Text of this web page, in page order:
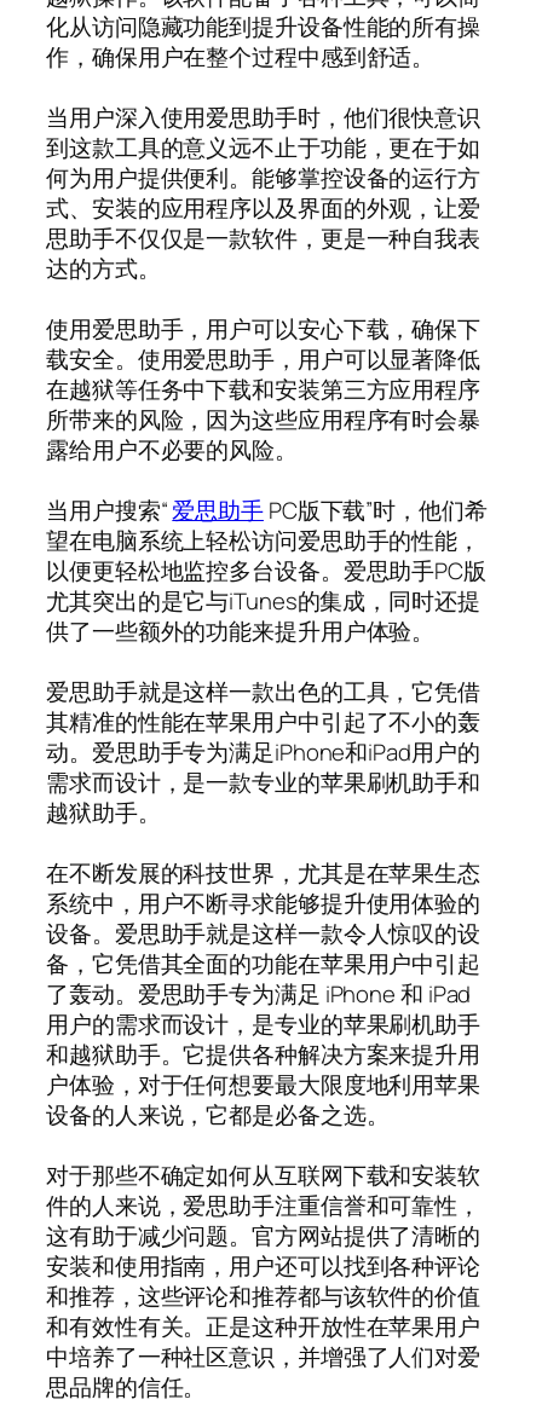
化从访问隐藏功能到提升设备性能的所有操
作，确保用户在整个过程中感到舒适。
当用户深入使用爱思助手时，他们很快意识
到这款工具的意义远不止于功能，更在于如
何为用户提供便利。能够掌控设备的运行方
式、安装的应用程序以及界面的外观，让爱
思助手不仅仅是一款软件，更是一种自我表
达的方式。
使用爱思助手，用户可以安心下载，确保下
载安全。使用爱思助手，用户可以显著降低
在越狱等任务中下载和安装第三方应用程序
所带来的风险，因为这些应用程序有时会暴
露给用户不必要的风险。
当用户搜索“爱思助手PC版下载”时，他们希
望在电脑系统上轻松访问爱思助手的性能，
以便更轻松地监控多台设备。爱思助手PC版
尤其突出的是它与iTunes的集成，同时还提
供了一些额外的功能来提升用户体验。
爱思助手就是这样一款出色的工具，它凭借
其精准的性能在苹果用户中引起了不小的轰
动。爱思助手专为满足iPhone和iPad用户的
需求而设计，是一款专业的苹果刷机助手和
越狱助手。
在不断发展的科技世界，尤其是在苹果生态
系统中，用户不断寻求能够提升使用体验的
设备。爱思助手就是这样一款令人惊叹的设
备，它凭借其全面的功能在苹果用户中引起
了轰动。爱思助手专为满足 iPhone 和 iPad
用户的需求而设计，是专业的苹果刷机助手
和越狱助手。它提供各种解决方案来提升用
户体验，对于任何想要最大限度地利用苹果
设备的人来说，它都是必备之选。
对于那些不确定如何从互联网下载和安装软
件的人来说，爱思助手注重信誉和可靠性，
这有助于减少问题。官方网站提供了清晰的
安装和使用指南，用户还可以找到各种评论
和推荐，这些评论和推荐都与该软件的价值
和有效性有关。正是这种开放性在苹果用户
中培养了一种社区意识，并增强了人们对爱
思品牌的信任。